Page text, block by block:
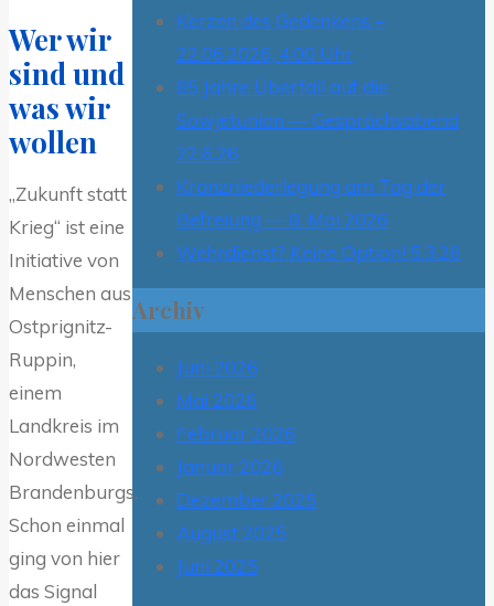
Wer wir
sind und
was wir
wollen
„Zukunft statt
Krieg“ ist eine
Initiative von
Menschen aus
Ostprignitz-
Ruppin,
einem
Landkreis im
Nordwesten
Brandenburgs.
Schon einmal
ging von hier
das Signal
Kerzen des Gedenkens –
22.06.2026, 4.00 Uhr
85 Jahre Überfall auf die
Sowjetunion — Gesprächsabend
22.6.26
Kranzniederlegung am Tag der
Befreiung — 8. Mai 2026
Wehrdienst? Keine Option! 5.3.26
Archiv
Juni 2026
Mai 2026
Februar 2026
Januar 2026
Dezember 2025
August 2025
Juni 2025